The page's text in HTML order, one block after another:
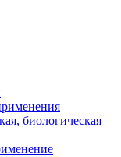
биологическая